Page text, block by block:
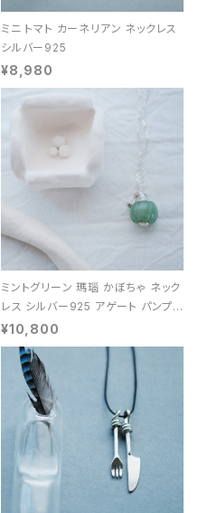
ミニ トマト カーネリアン ネックレス
シルバー925
¥8,980
ミントグリーン 瑪瑙 かぼちゃ ネック
レス シルバー925 アゲート パンプキ
ン 天然石 レディース
¥10,800